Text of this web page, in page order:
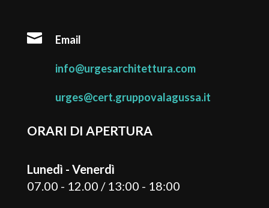
 Email
info@urgesarchitettura.com
urges@cert.gruppovalagussa.it
ORARI DI APERTURA
Lunedì - Venerdì
07.00 - 12.00 / 13:00 - 18:00